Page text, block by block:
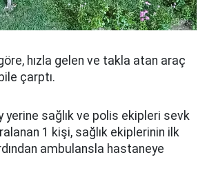
hızla gelen ve takla atan araç
çarptı.
yerine sağlık ve polis ekipleri sevk
1 kişi, sağlık ekiplerinin ilk
ambulansla hastaneye